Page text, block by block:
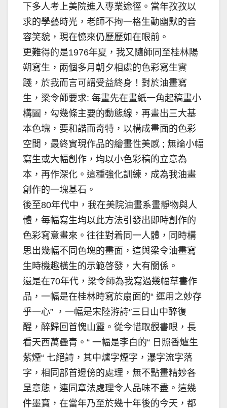
下多人考上美院進入專業途徑。當年孜孜以
求的學藝時光，老師不拘一格生動幽默的音
容笑貌，現在憶來仍歷歷如在眼前。
更難得的是1976年夏，我又隨師同至桂林陽
朔寫生，兩個多月朝夕相處的色彩寫生實
踐，於我而言可謂受益終身！對於油畫寫
生，梁令師要求: 每畫先在畫紙一角起稿畫小
構圖，勾幾條主要的動態線，再畫出三大基
本色塊，要和諧而奇特，以構成畫面的色彩
空間，最終實現作品的繪畫性美感 ; 無論小幅
寫生或大幅創作，均以小色彩稿的立意為
本，再作深化。這種強化訓練，成為我油畫
創作的一塊基石。
後至80年代中，我在美院油畫系畫靜物與人
體，每幅寫生均以此方法引發出即時創作的
色彩寫意畫來。往往對着同一人體，同時構
思出幾幅不同色塊的畫面，這與梁令油畫寫
生時機趣橫生的示範啓發，大有關係。
還是在70年代，梁令師為我寫過幾幅草書作
品，一幅是在桂林時寫於扇面的“ 運用之妙存
乎一心” ，一幅是宋陸㳺詩″三日山中醉復
醒，醉歸回首愧山靈。從今惜取觀書眼，長
看天西萬疊青。“ 一幅是李白的“ 日照香爐生
紫煙“ 七絕詩，其中爐字煙字，瀑字流字落
字，相同部首邊傍的處理，無不點畫精妙各
呈意態，連同章法處理令人品味不盡。這幾
件墨寶，在當年乃至於幾十年後的今天，都